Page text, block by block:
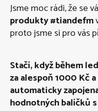
Jsme moc rádi, že se
produkty #tiandefm
proto jsme si pro vás
Stačí, když během
za alespoň 1000 Kč
automaticky
hodnotných balíčků